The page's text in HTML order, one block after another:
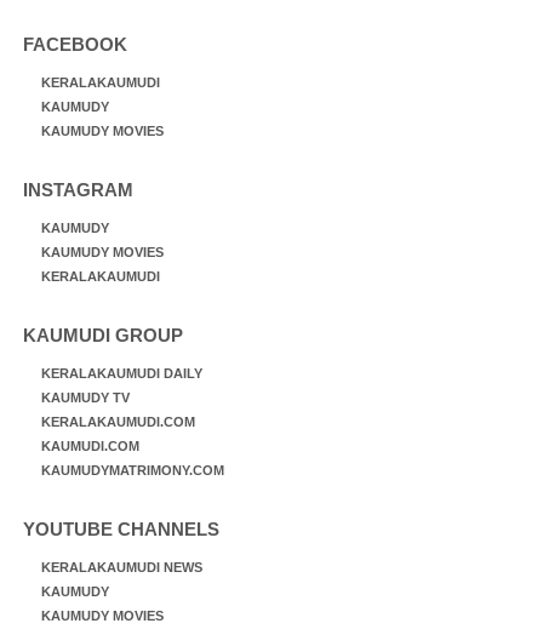
FACEBOOK
KERALAKAUMUDI
KAUMUDY
KAUMUDY MOVIES
INSTAGRAM
KAUMUDY
KAUMUDY MOVIES
KERALAKAUMUDI
KAUMUDI GROUP
KERALAKAUMUDI DAILY
KAUMUDY TV
KERALAKAUMUDI.COM
KAUMUDI.COM
KAUMUDYMATRIMONY.COM
YOUTUBE CHANNELS
KERALAKAUMUDI NEWS
KAUMUDY
KAUMUDY MOVIES